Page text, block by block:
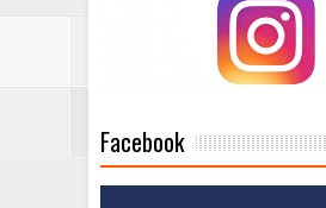
Facebook